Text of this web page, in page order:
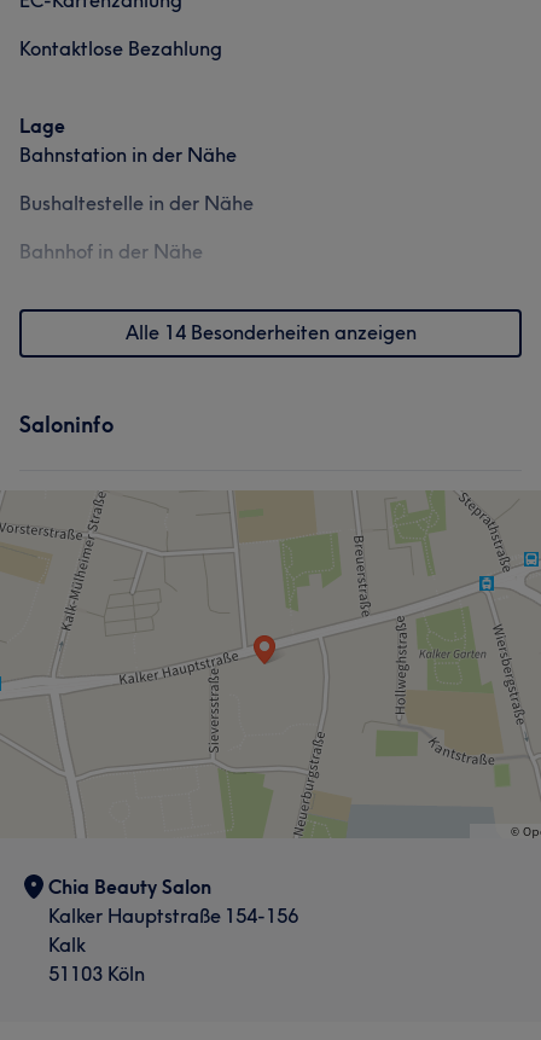
Kontaktlose Bezahlung
Lage
Bahnstation in der Nähe
Bushaltestelle in der Nähe
Bahnhof in der Nähe
Alle 14 Besonderheiten anzeigen
Saloninfo
Chia Beauty Salon
Kalker Hauptstraße 154-156
Kalk
51103 Köln